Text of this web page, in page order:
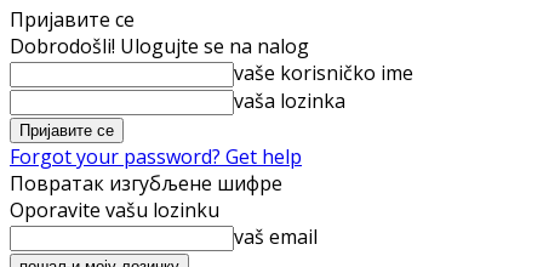
Пријавите се
Dobrodošli! Ulogujte se na nalog
vaše korisničko ime
vaša lozinka
Forgot your password? Get help
Повратак изгубљене шифре
Oporavite vašu lozinku
vaš email